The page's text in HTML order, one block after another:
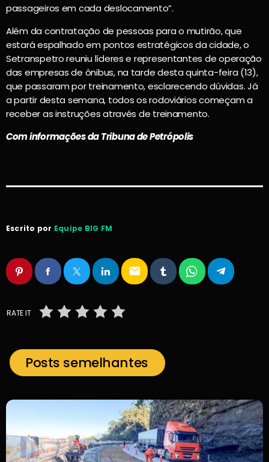
passageiros em cada deslocamento”.
Além da contratação de pessoas para o mutirão, que
estará espalhado em pontos estratégicos da cidade, o
Setranspetro reuniu líderes e representantes de operação
das empresas de ônibus, na tarde desta quinta-feira (13),
que passaram por treinamento, esclarecendo dúvidas. Já
a partir desta semana, todos os rodoviários começam a
receber as instruções através de treinamento.
Com informações da Tribuna de Petrópolis
Escrito por Equipe BIG FM
email
RATE IT
Posts semelhantes